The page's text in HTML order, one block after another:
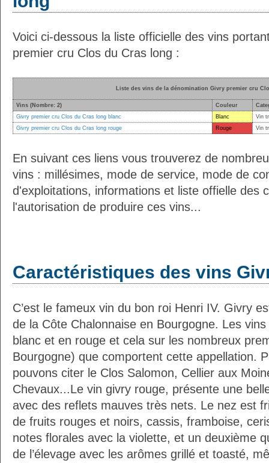
Voici ci-dessous la liste officielle des vins
premier cru Clos du Cras long :
Liste des vins de la dénomination Givry premier cru
Vins (Nombre: 2) Couleur
Givry premier cru Clos du Cras long blanc
Blanc
Vin
Givry premier cru Clos du Cras long rouge
Rouge Vin
En suivant ces liens vous trouverez de
vins : millésimes, mode de service, mode de
d'exploitations, informations et liste offielle des
l'autorisation de produire ces vins...
Caractéristiques des vins
C’est le fameux vin du bon roi Henri IV. Givry
de la Côte Chalonnaise en Bourgogne. Les
blanc et en rouge et cela sur les nombreux
Bourgogne) que comportent cette appellation.
pouvons citer le Clos Salomon, Cellier aux
Chevaux...Le vin givry rouge, présente une
avec des reflets mauves très nets. Le nez est
de fruits rouges et noirs, cassis, framboise,
notes florales avec la violette, et un deuxième
de l’élevage avec les arômes grillé et toasté,